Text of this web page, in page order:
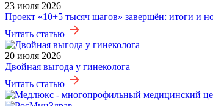
23 июля 2026
Проект «10+5 тысяч шагов» завершён: итоги и
Читать статью
20 июля 2026
Двойная выгода у гинеколога
Читать статью